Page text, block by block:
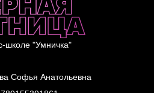
школе "Умничка"
Софья Анатольевна